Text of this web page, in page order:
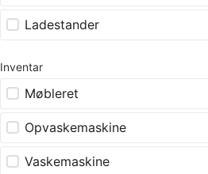
Ladestander
Inventar
Møbleret
Opvaskemaskine
Vaskemaskine